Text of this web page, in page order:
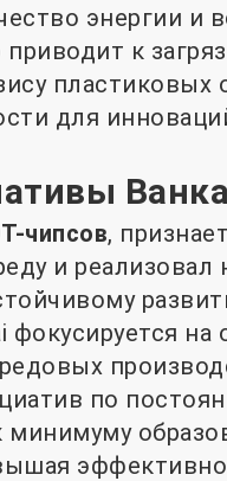
энергии и
приводит к
пластиковых
для
чипсов,
и реализовал
фокусируется
по